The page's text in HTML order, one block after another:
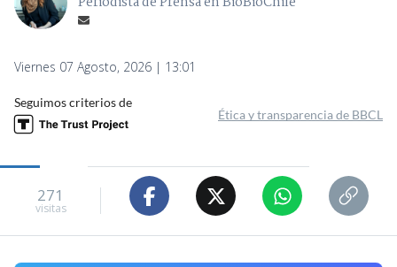
Viernes 07 Agosto, 2026 | 13:01
Seguimos criterios de
Ética y transparencia de BBCL
271
visitas